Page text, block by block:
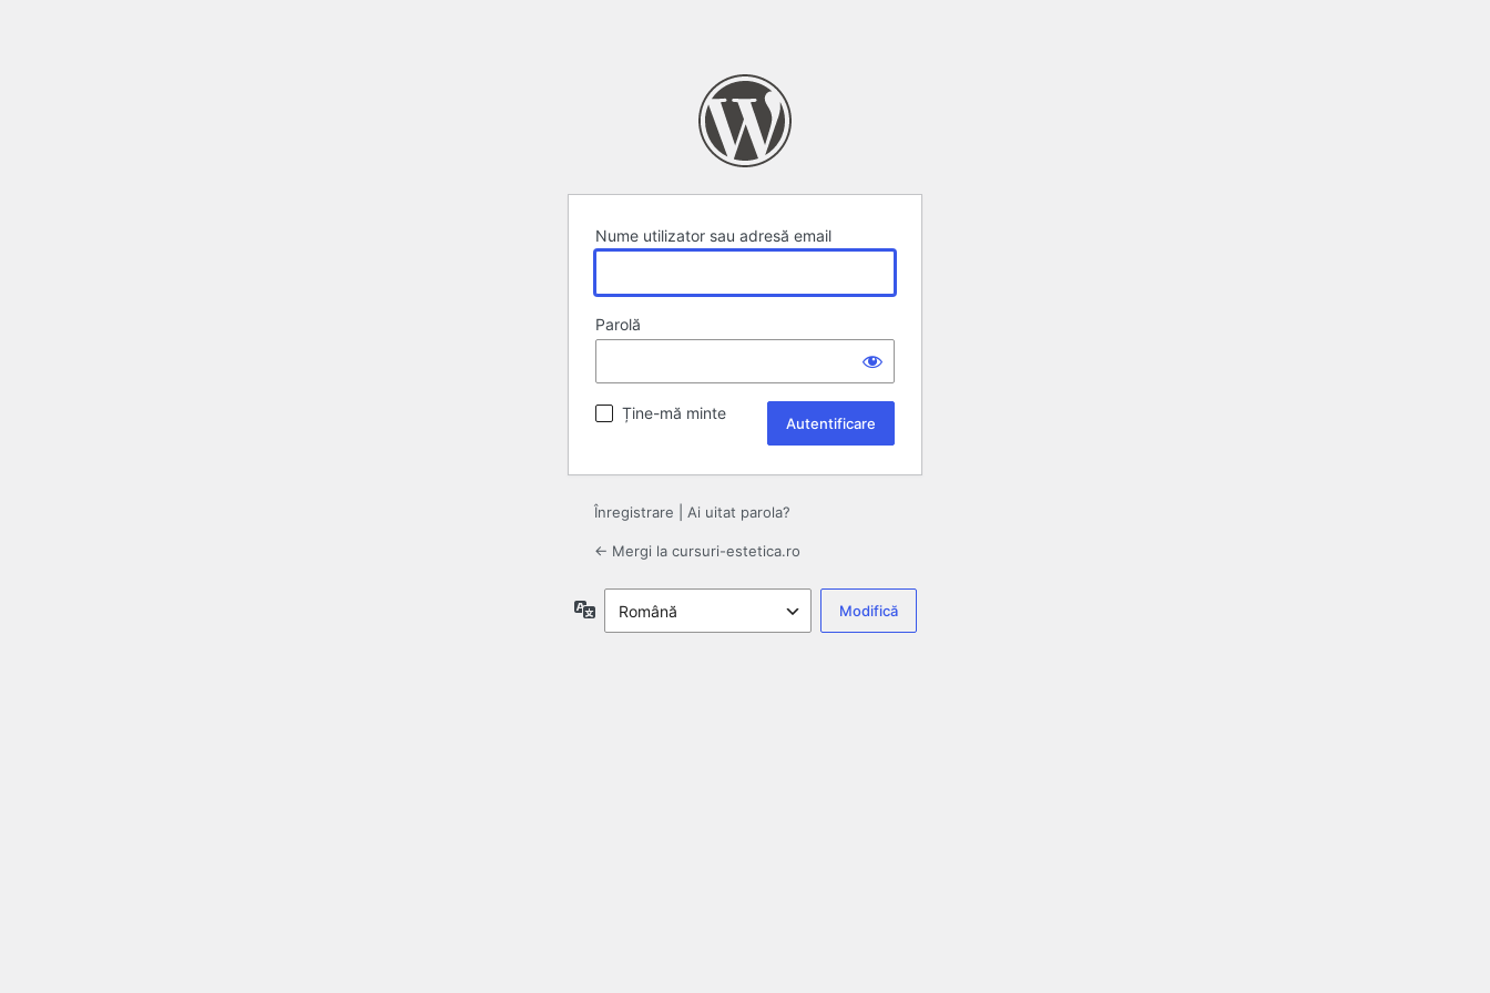
Nume utilizator sau adresă email
Parolă
Ține-mă minte
Înregistrare Ai uitat parola?
← Mergi la cursuri-estetica.ro
Limbă